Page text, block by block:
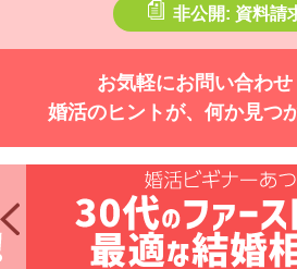
非公開: 資料請
お気軽にお問い合わせ
婚活のヒントが、何か見つ